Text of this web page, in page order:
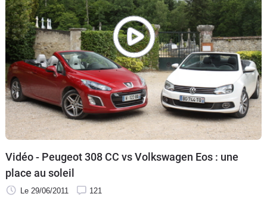
Vidéo - Peugeot 308 CC vs Volkswagen Eos : une
place au soleil
Le 29/06/2011 121